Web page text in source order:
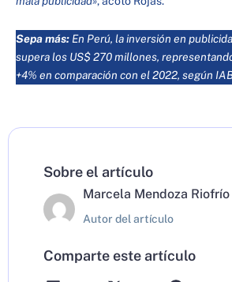
Sepa más: En Perú, la inversión en
supera los US$ 270 millones,
+4% en comparación con el 2022, según
Sobre el artículo
Marcela Mendoza Riofrío
Autor del artículo
Comparte este artículo